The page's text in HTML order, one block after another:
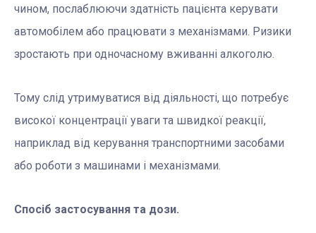
чином, послаблюючи здатність пацієнта керувати
автомобілем або працювати з механізмами. Ризики
зростають при одночасному вживанні алкоголю.
Тому слід утримуватися від діяльності, що потребує
високої концентрації уваги та швидкої реакції,
наприклад від керування транспортними засобами
або роботи з машинами і механізмами.
Спосіб застосування та дози.